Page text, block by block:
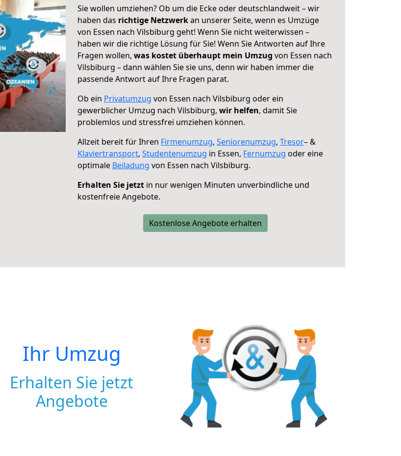
Sie wollen umziehen? Ob um die Ecke oder deutschlandweit – wir
haben das richtige Netzwerkan unserer Seite, wenn es Umzüge
von Essen nach Vilsbiburg geht! Wenn Sie nicht weiterwissen –
haben wir die richtige Lösung für Sie! Wenn Sie Antworten auf Ihre
Fragen wollen, was kostet überhaupt mein Umzug von Essen nach
Vilsbiburg – dann wählen Sie sie uns, denn wir haben immer die
passende Antwort auf Ihre Fragen parat.
Ob ein Privatumzug von Essen nach Vilsbiburg oder ein
gewerblicher Umzug nach Vilsbiburg, wir helfen, damit Sie
problemlos und stressfrei umziehen können.
Allzeit bereit für Ihren Firmenumzug, Seniorenumzug, Tresor– &
Klaviertransport, Studentenumzug in Essen, Fernumzug oder eine
optimale Beiladung von Essen nach Vilsbiburg.
Erhalten Sie jetzt in nur wenigen Minuten unverbindliche und
kostenfreie Angebote.
Kostenlose Angebote erhalten
Ihr Umzug
Erhalten Sie jetzt
Angebote